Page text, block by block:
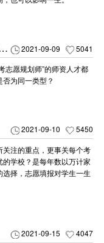
2021-09-09 5041
规划师有哪些类型？
志愿规划师”的师资人才都
为同一类型？
2021-09-10 5450
注的重点，更事关每个考
学校？是每年数以万计家
择，志愿填报对学生一生
2021-09-15 4047